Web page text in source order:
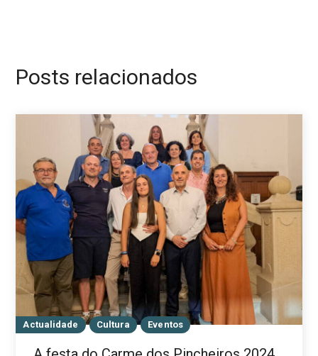
Posts relacionados
Actualidade Cultura Eventos